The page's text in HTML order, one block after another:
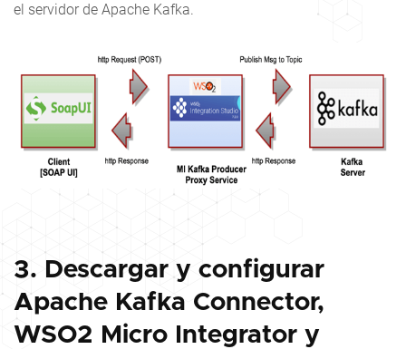
el servidor de Apache Kafka.
3. Descargar y configurar
Apache Kafka Connector,
WSO2 Micro Integrator y